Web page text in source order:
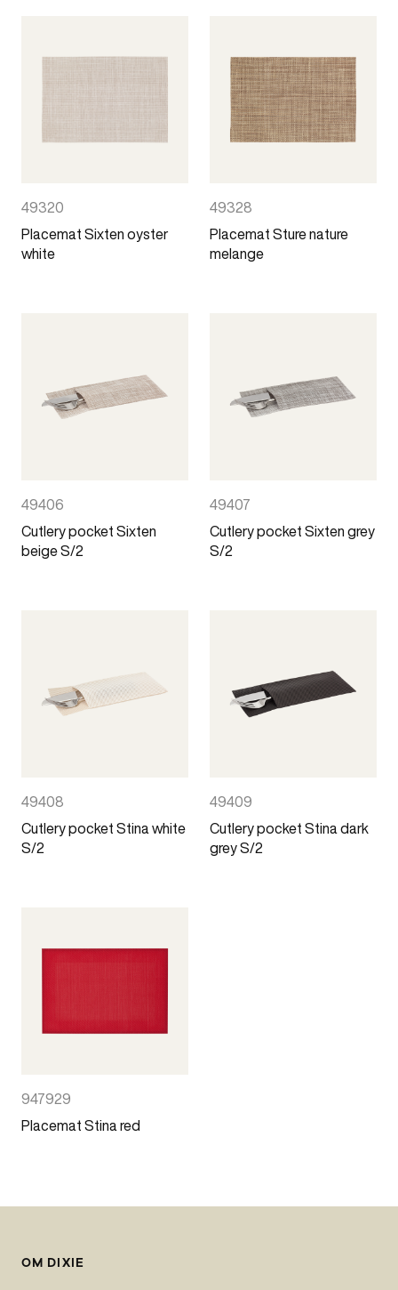
49320
Placemat Sixten oyster
white
49328
Placemat Sture nature
melange
49406
Cutlery pocket Sixten
beige S/2
49407
Cutlery pocket Sixten grey
S/2
49408
Cutlery pocket Stina white
S/2
49409
Cutlery pocket Stina dark
grey S/2
947929
Placemat Stina red
OM DIXIE